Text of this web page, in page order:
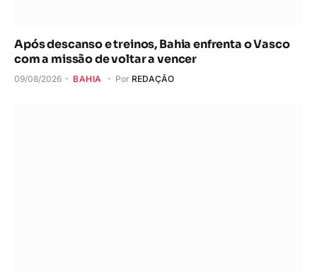
Após descanso e treinos, Bahia enfrenta o Vasco
com a missão de voltar a vencer
09/08/2026 BAHIA Por REDAÇÃO